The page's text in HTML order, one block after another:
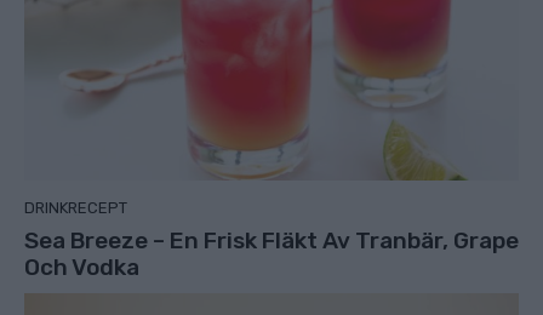
DRINKRECEPT
Sea Breeze – En Frisk Fläkt Av Tranbär, Grape
Och Vodka